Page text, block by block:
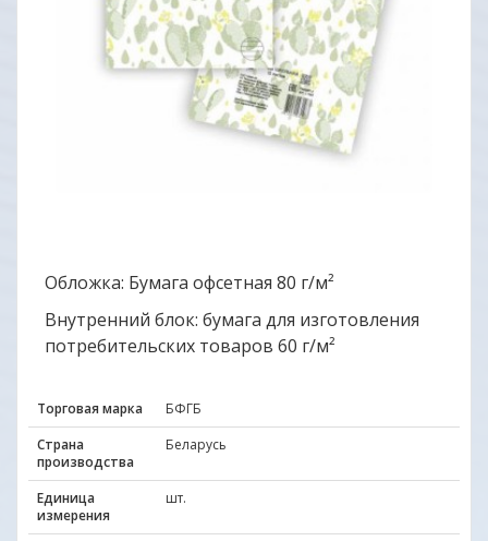
Обложка: Бумага офсетная 80 г/м²
Внутренний блок: бумага для изготовления
потребительских товаров 60 г/м²
Торговая марка
БФГБ
Страна
производства
Беларусь
Единица
измерения
шт.